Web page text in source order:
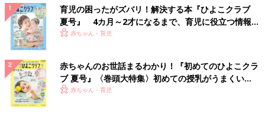
育児の困ったがズバリ！解決する本『ひよこクラブ
夏号』 4カ月～2才になるまで、育児に役立つ情報が
いっぱい！
赤ちゃん・育児
赤ちゃんのお世話まるわかり！『初めてのひよこクラ
ブ 夏号』〈巻頭大特集〉初めての授乳がうまくい
く！ おっぱい・ミルクの基本と夏のトラブル 解決テ
赤ちゃん・育児